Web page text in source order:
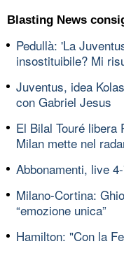
Blasting News
Pedullà: 'La
insostituibile? Mi
Juventus, idea
con Gabriel Jesus
El Bilal Touré libera
Milan mette nel
Abbonamenti, live
Milano-Cortina:
“emozione unica”
Hamilton: "Con la